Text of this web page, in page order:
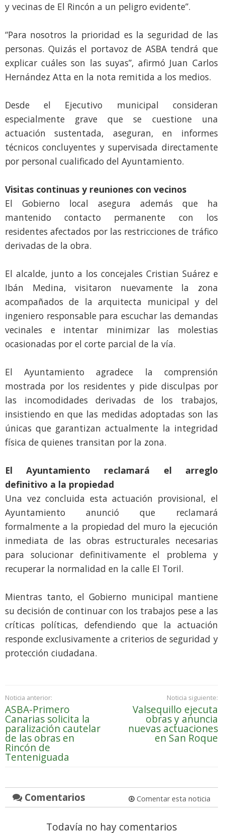
y vecinas de El Rincón a un peligro evidente”.
“Para nosotros la prioridad es la seguridad de las
personas. Quizás el portavoz de ASBA tendrá que
explicar cuáles son las suyas”, afirmó Juan Carlos
Hernández Atta en la nota remitida a los medios.
Desde el Ejecutivo municipal consideran
especialmente grave que se cuestione una
actuación sustentada, aseguran, en informes
técnicos concluyentes y supervisada directamente
por personal cualificado del Ayuntamiento.
Visitas continuas y reuniones con vecinos
El Gobierno local asegura además que ha
mantenido contacto permanente con los
residentes afectados por las restricciones de tráfico
derivadas de la obra.
El alcalde, junto a los concejales Cristian Suárez e
Ibán Medina, visitaron nuevamente la zona
acompañados de la arquitecta municipal y del
ingeniero responsable para escuchar las demandas
vecinales e intentar minimizar las molestias
ocasionadas por el corte parcial de la vía.
El Ayuntamiento agradece la comprensión
mostrada por los residentes y pide disculpas por
las incomodidades derivadas de los trabajos,
insistiendo en que las medidas adoptadas son las
únicas que garantizan actualmente la integridad
física de quienes transitan por la zona.
El Ayuntamiento reclamará el arreglo
definitivo a la propiedad
Una vez concluida esta actuación provisional, el
Ayuntamiento anunció que reclamará
formalmente a la propiedad del muro la ejecución
inmediata de las obras estructurales necesarias
para solucionar definitivamente el problema y
recuperar la normalidad en la calle El Toril.
Mientras tanto, el Gobierno municipal mantiene
su decisión de continuar con los trabajos pese a las
críticas políticas, defendiendo que la actuación
responde exclusivamente a criterios de seguridad y
protección ciudadana.
Noticia anterior:
ASBA-Primero
Canarias solicita la
paralización cautelar
de las obras en
Rincón de
Tenteniguada
Noticia siguiente:
Valsequillo ejecuta
obras y anuncia
nuevas actuaciones
en San Roque
Comentarios Comentar esta noticia
Todavía no hay comentarios